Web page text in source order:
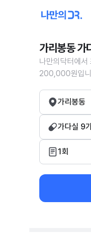
가리봉동
나만의닥터에
200,000원입
가리봉동
가다실 9
1회